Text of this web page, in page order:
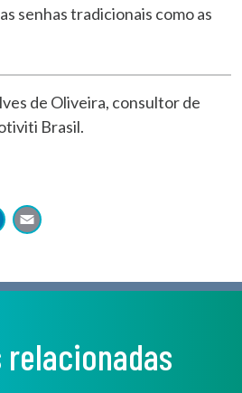
senhas tradicionais como as
de Oliveira, consultor de
Brasil.
LinkedIn
relacionadas